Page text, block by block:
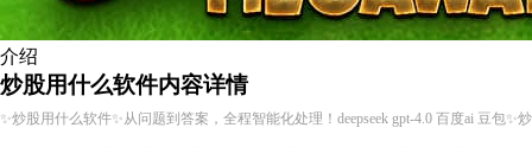
介绍
炒股用什么软件内容详情
✨炒股用什么软件✨从问题到答案，全程智能化处理！deepseek gpt-4.0 百度ai 豆包